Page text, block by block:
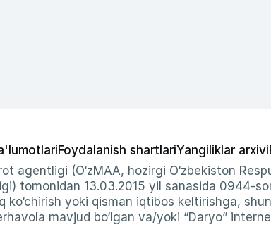
Foydalanish shartlariYangiliklar arxivi
agentligi (O‘zMAA, hozirgi O‘zbekiston
tomonidan 13.03.2015 yil sanasida 0944-
ko‘chirish yoki qisman iqtibos keltirishga,
mavjud bo‘lgan va/yoki “Daryo”